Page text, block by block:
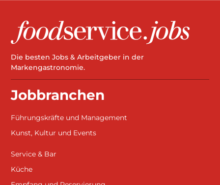
Die besten Jobs & Arbeitgeber in der
Markengastronomie.
Jobbranchen
Führungskräfte und Management
Kunst, Kultur und Events
Service & Bar
Küche